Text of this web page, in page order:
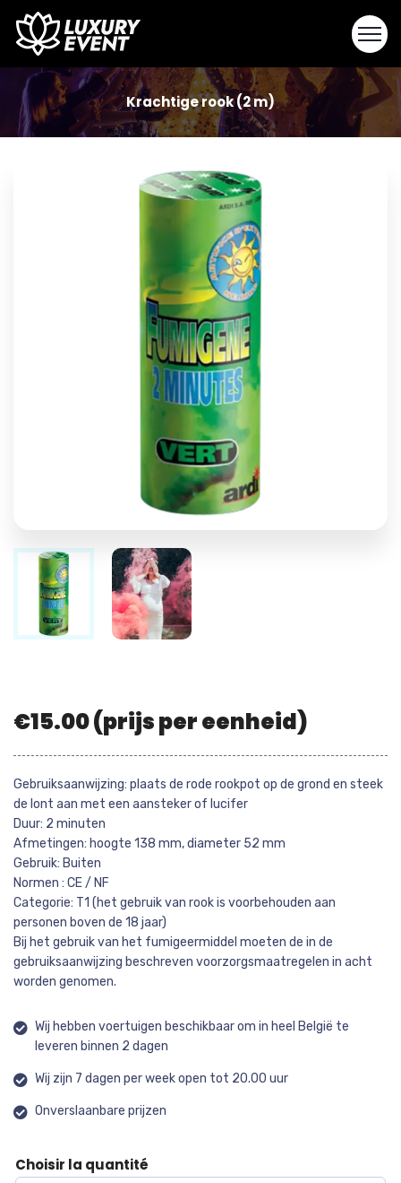
Krachtige rook (2 m)
€15.00(prijs per eenheid)
Gebruiksaanwijzing: plaats de rode rookpot op de grond en steek
de lont aan met een aansteker of lucifer
Duur: 2 minuten
Afmetingen: hoogte 138 mm, diameter 52 mm
Gebruik: Buiten
Normen : CE / NF
Categorie: T1 (het gebruik van rook is voorbehouden aan
personen boven de 18 jaar)
Bij het gebruik van het fumigeermiddel moeten de in de
gebruiksaanwijzing beschreven voorzorgsmaatregelen in acht
worden genomen.
Wij hebben voertuigen beschikbaar om in heel België te
leveren binnen 2 dagen
Wij zijn 7 dagen per week open tot 20.00 uur
Onverslaanbare prijzen
Choisir la quantité